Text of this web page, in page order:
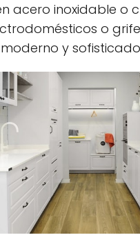
acero inoxidable o
o
y